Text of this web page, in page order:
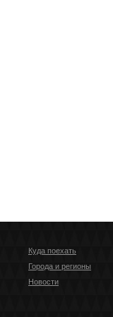
Куда поехать
Города и регионы
Новости